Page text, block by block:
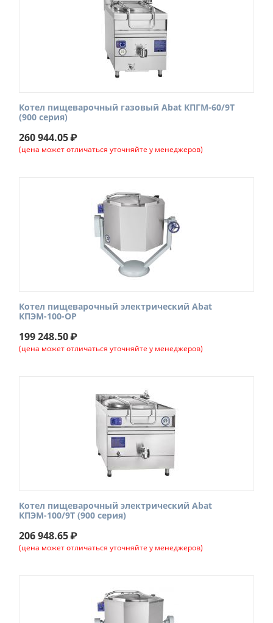
Котел пищеварочный газовый Abat КПГМ-60/9Т
(900 серия)
260 944.05₽
(цена может отличаться уточняйте у менеджеров)
Котел пищеварочный электрический Abat
КПЭМ-100-ОР
199 248.50₽
(цена может отличаться уточняйте у менеджеров)
Котел пищеварочный электрический Abat
КПЭМ-100/9Т (900 серия)
206 948.65₽
(цена может отличаться уточняйте у менеджеров)